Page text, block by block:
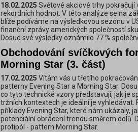
18.02.2025 Světové akciové trhy pokračují
rekordních hodnot. V této analýze se na
blíže podíváme na výsledkovou sezónu v
finanční zprávy amerických společností
Dosud své výsledky oznámilo 77 %
Obchodování svíčkových
Morning Star (3. část)
17.02.2025 Vítám vás u třetího
patterny Evening Star a Morning Star.
co tyto technické vzory představují, jak je
tržních kontextech je ideální je vyhledávat.
příklady Evening Star, které nám ukázaly,
potenciální obrácení trendu směrem dolů.
protipól - pattern Morning Star.